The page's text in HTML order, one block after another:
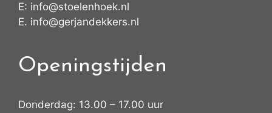
E: info@stoelenhoek.nl
E. info@gerjandekkers.nl
Openingstijden
Donderdag: 13.00 – 17.00 uur